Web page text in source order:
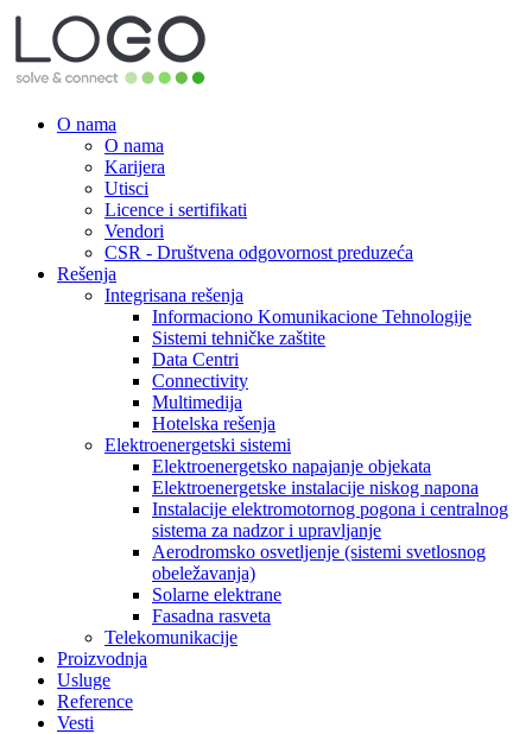
O nama
O nama
Karijera
Utisci
Licence i sertifikati
Vendori
CSR - Društvena odgovornost preduzeća
Rešenja
Integrisana rešenja
Informaciono Komunikacione Tehnologije
Sistemi tehničke zaštite
Data Centri
Connectivity
Multimedija
Hotelska rešenja
Elektroenergetski sistemi
Elektroenergetsko napajanje objekata
Elektroenergetske instalacije niskog napona
Instalacije elektromotornog pogona i centralnog
sistema za nadzor i upravljanje
Aerodromsko osvetljenje (sistemi svetlosnog
obeležavanja)
Solarne elektrane
Fasadna rasveta
Telekomunikacije
Proizvodnja
Usluge
Reference
Vesti